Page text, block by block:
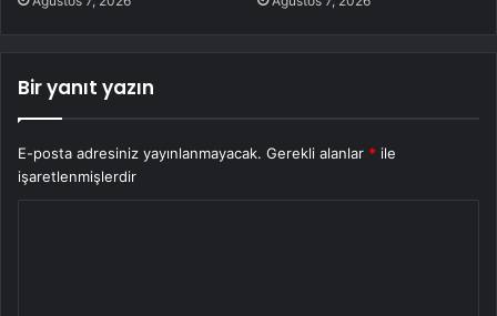
Bir yanıt yazın
E-posta adresiniz yayınlanmayacak. Gerekli alanlar * ile
işaretlenmişlerdir